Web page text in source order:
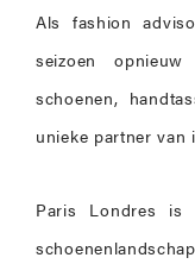
Als fashion
seizoen
schoenen,
unieke partner van
Paris Londres